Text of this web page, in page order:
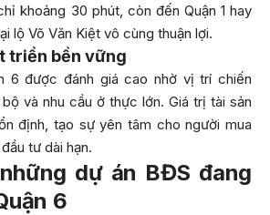
khoảng 30 phút, còn đến Quận 1 hay
lộ Võ Văn Kiệt vô cùng thuận lợi.
triển bền vững
6 được đánh giá cao nhờ vị trí chiến
và nhu cầu ở thực lớn. Giá trị tài sản
định, tạo sự yên tâm cho người mua
tư dài hạn.
dự án BĐS đang
6